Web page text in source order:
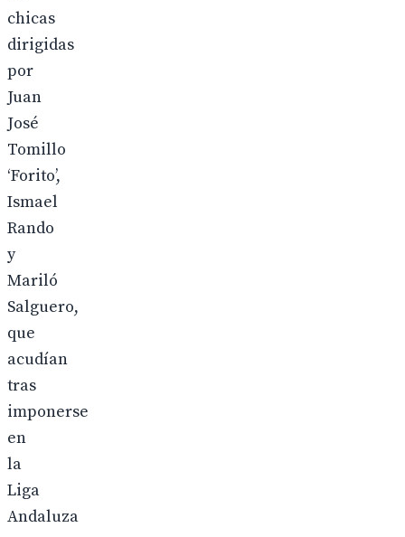
chicas
dirigidas
por
Juan
José
Tomillo
‘Forito’,
Ismael
Rando
y
Mariló
Salguero,
que
acudían
tras
imponerse
en
la
Liga
Andaluza